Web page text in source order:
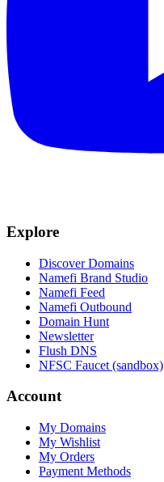
Explore
Discover Domains
Namefi Brand Studio
Namefi Feed
Namefi Outbound
Domain Hunt
Newsletter
Flush DNS
NFSC Faucet (sandbox)
Account
My Domains
My Wishlist
My Orders
Payment Methods